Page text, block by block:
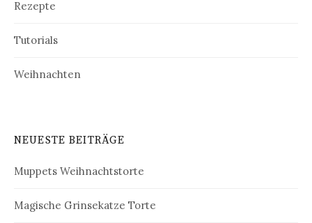
Rezepte
Tutorials
Weihnachten
NEUESTE BEITRÄGE
Muppets Weihnachtstorte
Magische Grinsekatze Torte